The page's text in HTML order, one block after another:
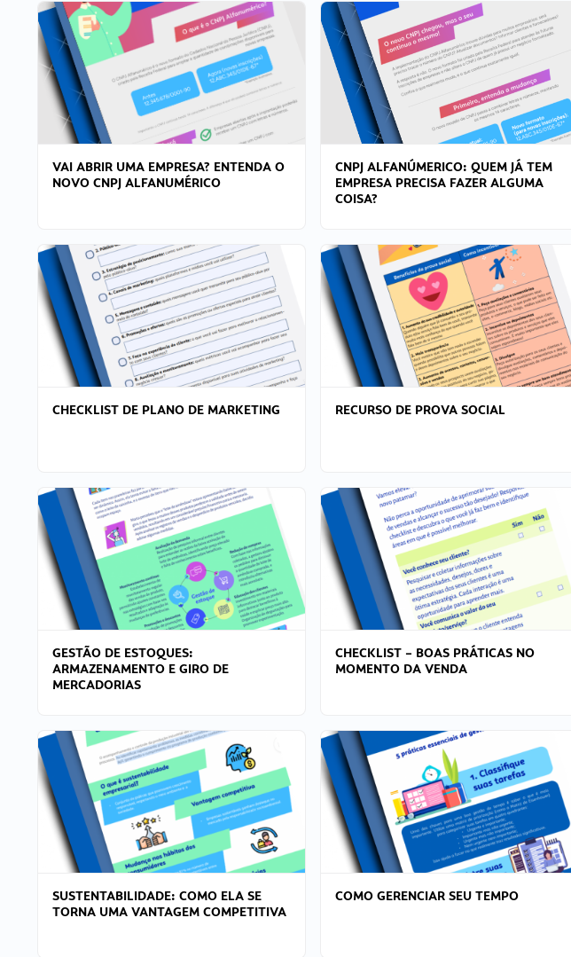
VAI ABRIR UMA EMPRESA? ENTENDA O
NOVO CNPJ ALFANUMÉRICO
CNPJ ALFANÚMERICO: QUEM JÁ TEM
EMPRESA PRECISA FAZER ALGUMA
COISA?
CHECKLIST DE PLANO DE MARKETING RECURSO DE PROVA SOCIAL
GESTÃO DE ESTOQUES:
ARMAZENAMENTO E GIRO DE
MERCADORIAS
CHECKLIST – BOAS PRÁTICAS NO
MOMENTO DA VENDA
SUSTENTABILIDADE: COMO ELA SE
TORNA UMA VANTAGEM COMPETITIVA
COMO GERENCIAR SEU TEMPO